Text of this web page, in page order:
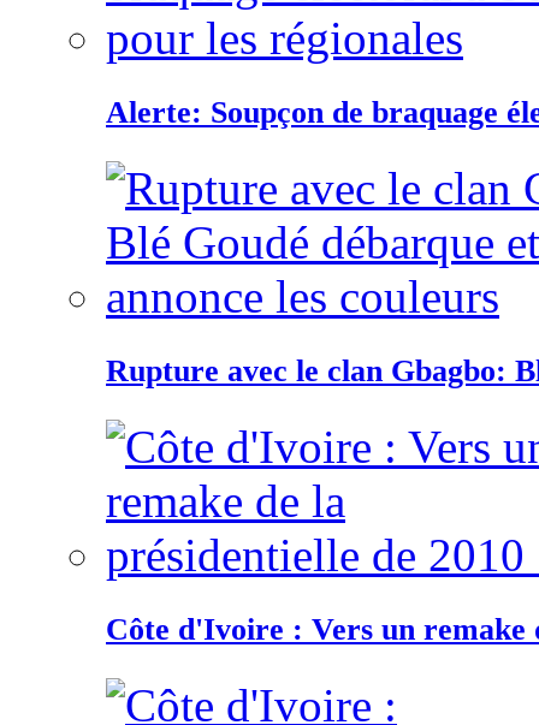
Alerte: Soupçon de braquage
Rupture avec le clan Gbagbo:
Côte d'Ivoire : Vers un remake